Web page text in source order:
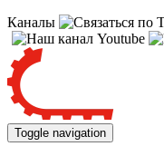
Каналы
Toggle navigation